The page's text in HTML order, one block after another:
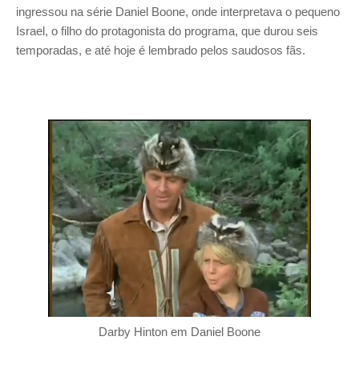
ingressou na série Daniel Boone, onde interpretava o pequeno
Israel, o filho do protagonista do programa, que durou seis
temporadas, e até hoje é lembrado pelos saudosos fãs.
Darby Hinton em Daniel Boone